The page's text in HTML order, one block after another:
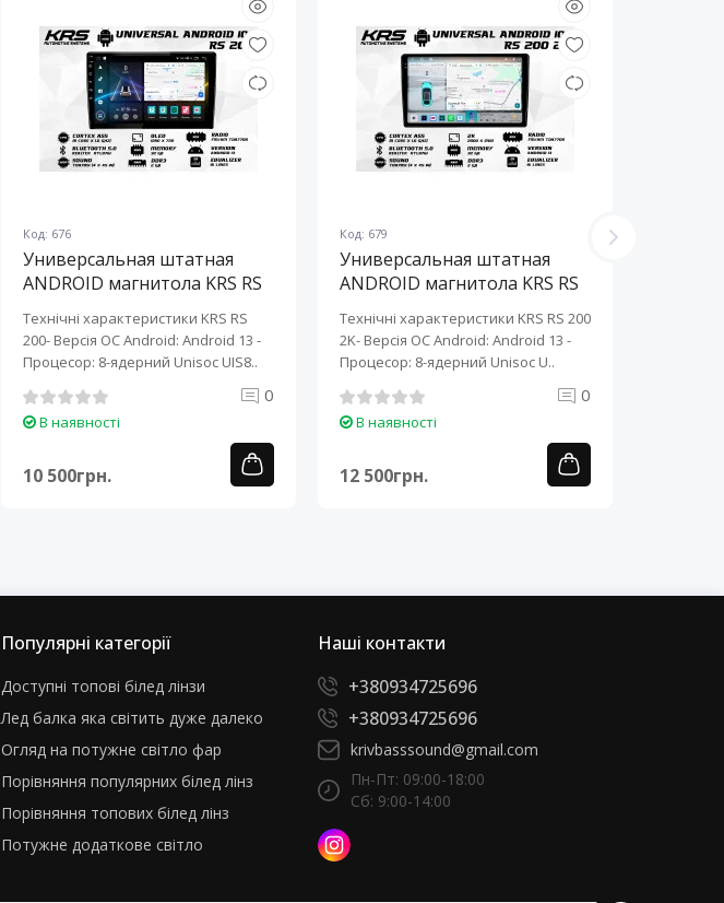
Код: 676
Универсальная штатная
ANDROID магнитола KRS RS
Технічні характеристики KRS RS
200- Версія ОС Android: Android 13 ​-
Процесор: 8-ядерний Unisoc UIS8..
0
В наявності
10 500грн.
Код: 679
Универсальная штатная
ANDROID магнитола KRS RS
Технічні характеристики KRS RS 200
2K- Версія ОС Android: Android 13 ​-
Процесор: 8-ядерний Unisoc U..
0
В наявності
12 500грн.
Популярні категорії
Доступні топові білед лінзи
Лед балка яка світить дуже далеко
Огляд на потужне світло фар
Порівняння популярних білед лінз
Порівняння топових білед лінз
Потужне додаткове світло
Наші контакти
+380934725696
+380934725696
krivbasssound@gmail.com
Пн-Пт: 09:00-18:00
Сб: 9:00-14:00